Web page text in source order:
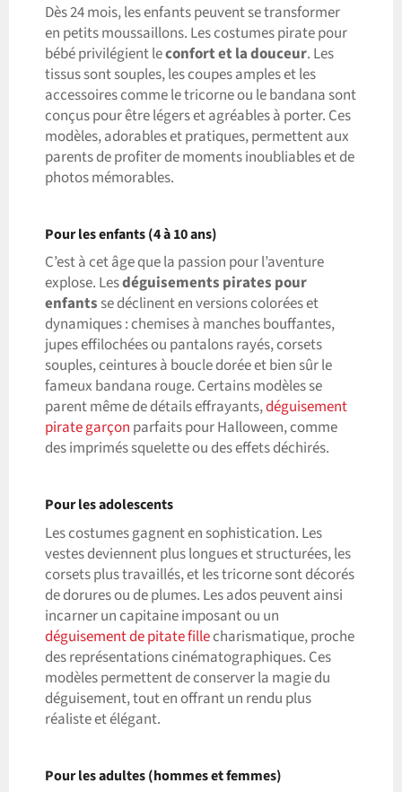
Dès 24 mois, les enfants peuvent se transformer
en petits moussaillons. Les costumes pirate pour
bébé privilégient leconfort et la douceur. Les
tissus sont souples, les coupes amples et les
accessoires comme le tricorne ou le bandana sont
conçus pour être légers et agréables à porter. Ces
modèles, adorables et pratiques, permettent aux
parents de profiter de moments inoubliables et de
photos mémorables.
Pour les enfants (4 à 10 ans)
C’est à cet âge que la passion pour l’aventure
explose. Lesdéguisements pirates pour
enfantsse déclinent en versions colorées et
dynamiques : chemises à manches bouffantes,
jupes effilochées ou pantalons rayés, corsets
souples, ceintures à boucle dorée et bien sûr le
fameux bandana rouge. Certains modèles se
parent même de détails effrayants,déguisement
pirate garçon parfaits pour Halloween, comme
des imprimés squelette ou des effets déchirés.
Pour les adolescents
Les costumes gagnent en sophistication. Les
vestes deviennent plus longues et structurées, les
corsets plus travaillés, et les tricorne sont décorés
de dorures ou de plumes. Les ados peuvent ainsi
incarner un capitaine imposant ou un
déguisement de pitate fillecharismatique, proche
des représentations cinématographiques. Ces
modèles permettent de conserver la magie du
déguisement, tout en offrant un rendu plus
réaliste et élégant.
Pour les adultes (hommes et femmes)